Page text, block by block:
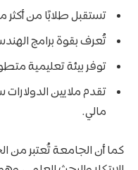
تستقبل طلابًا من أكثر من 150
تُعرف بقوة برامج
توفر بيئة تعليمية
تقدم ملايين
مالي.
كما أن الجامعة تُعتبر من